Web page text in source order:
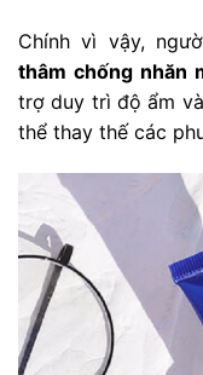
Chính vì vậy,
thâm chống nhăn
trợ duy trì độ ẩm
thể thay thế các